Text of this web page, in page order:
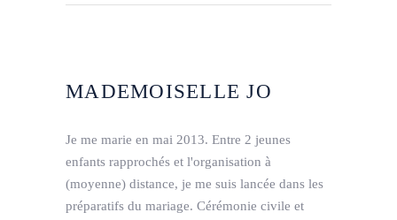
MADEMOISELLE JO
Je me marie en mai 2013. Entre 2 jeunes
enfants rapprochés et l'organisation à
(moyenne) distance, je me suis lancée dans les
préparatifs du mariage. Cérémonie civile et